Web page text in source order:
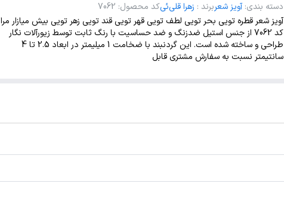
دسته بندی: آویز شعربرند : زهرا قلی‌ئیکد محصول:
7062
آویز شعر قطره تویی بحر تویی لطف تویی قهر تویی قند تویی زهر تویی بیش میازار مرا
کد 7062 از جنس استیل ضدزنگ و ضد حساسیت با رنگ ثابت توسط زیورآلات نگار
طراحی و ساخته شده است. این گردنبند با ضخامت 1 میلیمتر در ابعاد 2.5 تا 4
سانتیمتر نسبت به سفارش مشتری قابل